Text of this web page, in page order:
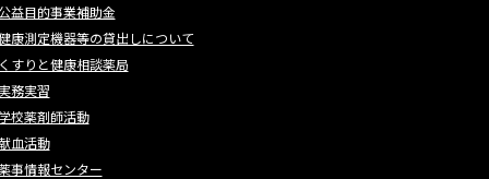
益目的事業補助金
康測定機器等の貸出しについて
すりと健康相談薬局
務実習
校薬剤師活動
血活動
事情報センター